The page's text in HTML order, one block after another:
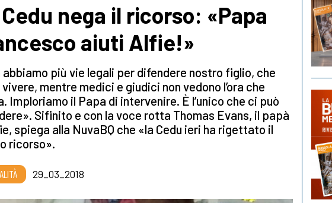
nega il ricorso: «Papa
aiuti Alfie!»
abbiamo più vie legali per difendere nostro figlio, che
mentre medici e giudici non vedono l’ora che
Imploriamo il Papa di intervenire. È l’unico che ci può
Sifinito e con la voce rotta Thomas Evans, il papà
spiega alla NuvaBQ che «la Cedu ieri ha rigettato il
ricorso».
29_03_2018